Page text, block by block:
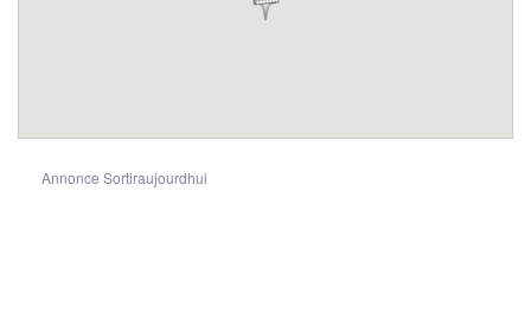
Annonce Sortiraujourdhui